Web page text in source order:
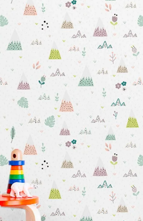
PRIMEIRA
PRIMEIRA
PRIMEIRA